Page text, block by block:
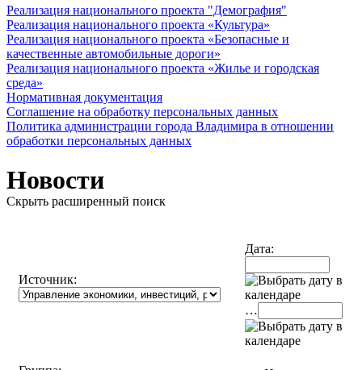
Реализация национального проекта "Демография"
Реализация национального проекта «Культура»
Реализация национального проекта «Безопасные и
качественные автомобильные дороги»
Реализация национального проекта «Жилье и городская
среда»
Нормативная документация
Соглашение на обработку персональных данных
Политика администрации города Владимира в отношении
обработки персональных данных
Новости
Скрыть расширенный поиск
Источник:
Дата:
…